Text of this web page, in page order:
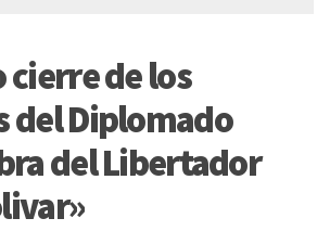
cierre de los
del Diplomado
del Libertador